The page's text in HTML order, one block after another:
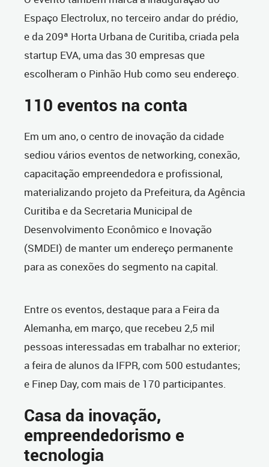
Espaço Electrolux, no terceiro andar do prédio,
e da 209ª Horta Urbana de Curitiba, criada pela
startup EVA, uma das 30 empresas que
escolheram o Pinhão Hub como seu endereço.
110 eventos na conta
Em um ano, o centro de inovação da cidade
sediou vários eventos de networking, conexão,
capacitação empreendedora e profissional,
materializando projeto da Prefeitura, da Agência
Curitiba e da Secretaria Municipal de
Desenvolvimento Econômico e Inovação
(SMDEI) de manter um endereço permanente
para as conexões do segmento na capital.
Entre os eventos, destaque para a Feira da
Alemanha, em março, que recebeu 2,5 mil
pessoas interessadas em trabalhar no exterior;
a feira de alunos da IFPR, com 500 estudantes;
e Finep Day, com mais de 170 participantes.
Casa da inovação,
empreendedorismo e
tecnologia